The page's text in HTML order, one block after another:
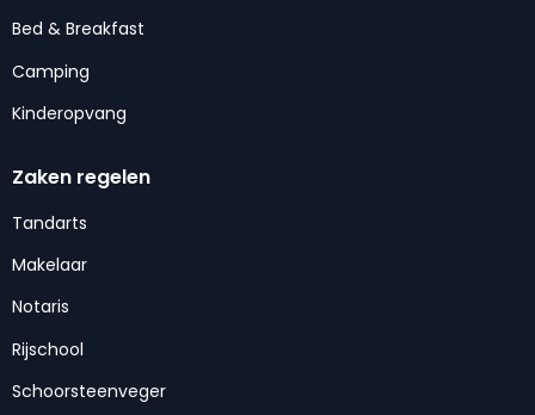
Bed & Breakfast
Camping
Kinderopvang
Zaken regelen
Tandarts
Makelaar
Notaris
Rijschool
Schoorsteenveger